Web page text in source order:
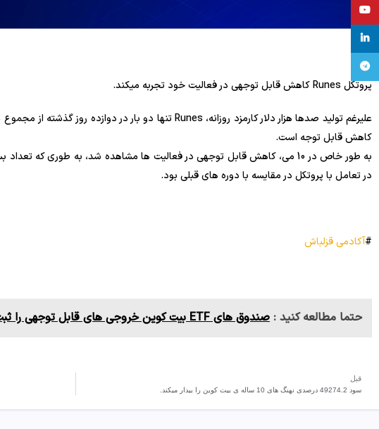
پروتکل Runes کاهش قابل توجهی در فعالیت خود تجربه میکند.
کاهش قابل توجه است.
به طور خاص در 10 می، کاهش قابل توجهی در فعالیت ها مشاهده شد، به طوری که
در تعامل با پروتکل در مقایسه با دوره های قبلی بود.
#آکادمی قزلباش
حتما مطالعه کنید : صندوق های ETF بیت کوین خروجی های قابل توجهی را ثبت میکنند.!
قبل
سود 49274.2 درصدی نهنگ های 10 ساله ی بیت کوین را بیدار میکند.